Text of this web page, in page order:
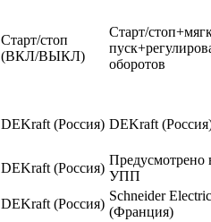
Старт/стоп
(ВКЛ/ВЫКЛ)
Старт/
оборотов
DEKraft (Россия) DEKraft
DEKraft (Россия)
Предусмотрено
УПП
DEKraft (Россия)
Schneider Electric
(Франция)